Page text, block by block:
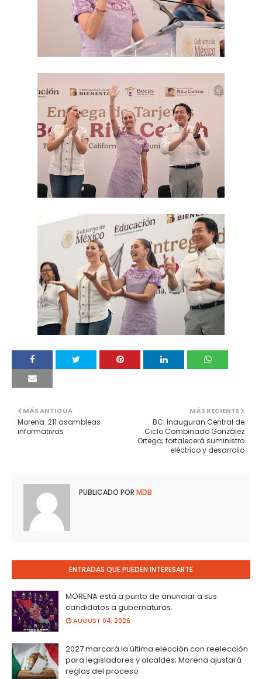
MÁS RECIENTE
BC. Inauguran Central de
Ciclo Combinado González
Ortega; fortalecerá suministro
eléctrico y desarrollo
MÁS ANTIGUA
Morena. 211 asambleas
informativas
PUBLICADO POR MDB
ENTRADAS QUE PUEDEN INTERESARTE
MORENA está a punto de anunciar a sus
candidatos a gubernaturas.
AUGUST 04, 2026
2027 marcará la última elección con reelección
para legisladores y alcaldes; Morena ajustará
reglas del proceso